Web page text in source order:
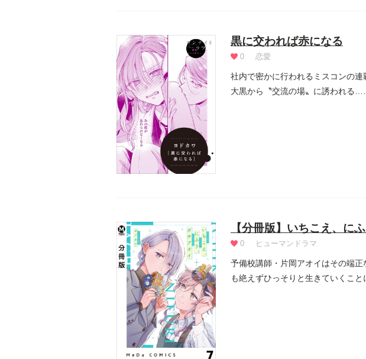
黒に交われば赤になる
0 恋愛
社内で密かに行われるミスコンの
大黒から〝交流の場〟に誘われる
【分冊版】いちこえ、に
0 ヒューマンドラマ
予備校講師・片岡アオイはその端
も絶えずひっそりと生きていくこ